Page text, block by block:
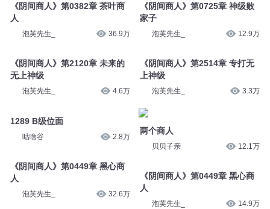
《阴间商人》第0382章 茶叶商
人
泡芙先生_ 36.9万
《阴间商人》第2120章 未来的
无上神级
泡芙先生_ 4.6万
1289 B级位面
咕噜谷 2.8万
《阴间商人》第0449章 黑心商
人
泡芙先生_ 32.6万
《阴间商人》第0725章 神级败
家子
泡芙先生_ 12.9万
《阴间商人》第2514章 专打无
上神级
泡芙先生_ 3.3万
两个商人
贝贝子亲 12.1万
《阴间商人》第0449章 黑心商
人
泡芙先生_ 14.9万